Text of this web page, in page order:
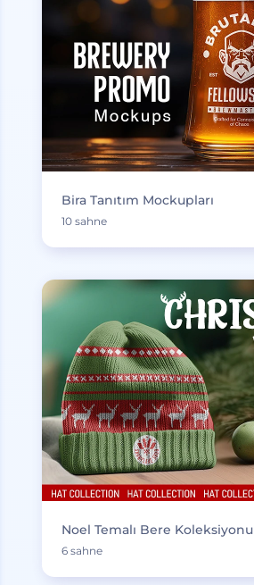
Bira Tanıtım Mockupları
10 sahne
Noel Temalı Bere Koleksiyonu
6 sahne